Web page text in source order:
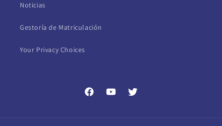
Noticias
Gestoría de Matriculación
Your Privacy Choices
FacebookYouTubeTwitter